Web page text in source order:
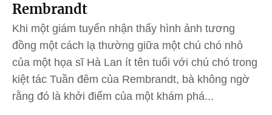
Rembrandt
Khi một giám tuyển nhận thấy hình ảnh tương
đồng một cách lạ thường giữa một chú chó nhỏ
của một họa sĩ Hà Lan ít tên tuổi với chú chó trong
kiệt tác Tuần đêm của Rembrandt, bà không ngờ
rằng đó là khởi điểm của một khám phá...